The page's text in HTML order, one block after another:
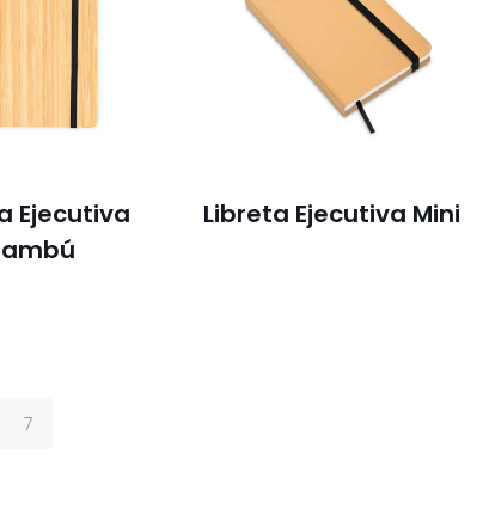
Ejecutiva
Libreta Ejecutiva Mini
7